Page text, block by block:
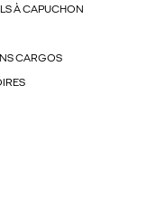
À CAPUCHON
CARGOS